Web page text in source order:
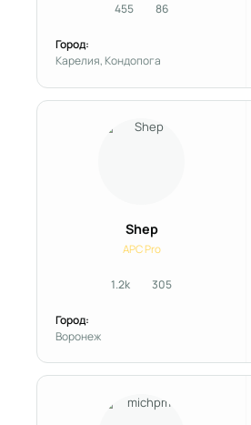
455сообщения
86Репутация
Город:
Карелия, Кондопога
Shep
APC Pro
1.2kсообщения
305Репутация
Город:
Воронеж